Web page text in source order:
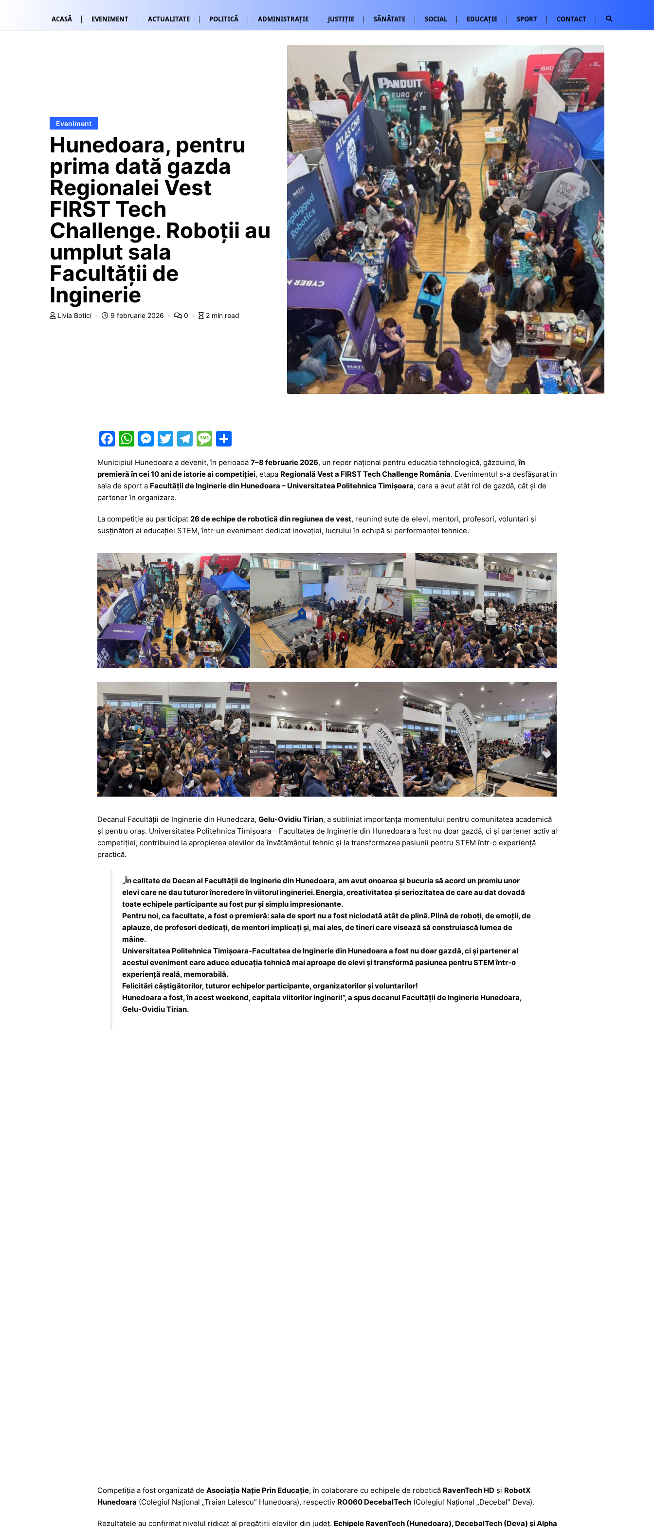
ACASĂ EVENIMENT ACTUALITATE POLITICĂ ADMINISTRAȚIE JUSTIȚIE SĂNĂTATE SOCIAL EDUCAȚIE SPORT CONTACT
Eveniment
Hunedoara, pentru
prima dată gazda
Regionalei Vest
FIRST Tech
Challenge. Roboții au
umplut sala
Facultății de
Inginerie
Livia Botici 9 februarie 2026 0 2 min read
F
a
c
e
b
o
o
W
at
s
A
p
p
M
s
s
e
n
g
T
itt
er
T
el
e
gr
m
M
s
s
g
e
P
ta
je
z
ă
Municipiul Hunedoara a devenit, în perioada 7–8 februarie 2026, un reper național pentru educația tehnologică, găzduind,în
premieră în cei 10 ani de istorie ai competiției, etapa Regională Vest a FIRST Tech Challenge România. Evenimentul s-a desfășurat în
sala de sport a Facultății de Inginerie din Hunedoara – Universitatea Politehnica Timișoara, care a avut atât rol de gazdă, cât și de
partener în organizare.
La competiție au participat 26 de echipe de robotică din regiunea de vest, reunind sute de elevi, mentori, profesori, voluntari și
susținători ai educației STEM, într-un eveniment dedicat inovației, lucrului în echipă și performanței tehnice.
Decanul Facultății de Inginerie din Hunedoara, Gelu-Ovidiu Tirian, a subliniat importanța momentului pentru comunitatea academică
și pentru oraș. Universitatea Politehnica Timișoara – Facultatea de Inginerie din Hunedoara a fost nu doar gazdă, ci și partener activ al
competiției, contribuind la apropierea elevilor de învățământul tehnic și la transformarea pasiunii pentru STEM într-o experiență
practică.
„În calitate de Decan al Facultății de Inginerie din Hunedoara, am avut onoarea și bucuria să acord un premiu unor
elevi care ne dau tuturor încredere în viitorul ingineriei. Energia, creativitatea și seriozitatea de care au dat dovadă
toate echipele participante au fost pur și simplu impresionante.
Pentru noi, ca facultate, a fost o premieră: sala de sport nu a fost niciodată atât de plină. Plină de roboți, de emoții, de
aplauze, de profesori dedicați, de mentori implicați și, mai ales, de tineri care visează să construiască lumea de
mâine.
Universitatea Politehnica Timișoara-Facultatea de Inginerie din Hunedoara a fost nu doar gazdă, ci și partener al
acestui eveniment care aduce educația tehnică mai aproape de elevi și transformă pasiunea pentru STEM într-o
experiență reală, memorabilă.
Felicitări câștigătorilor, tuturor echipelor participante, organizatorilor și voluntarilor!
Hunedoara a fost, în acest weekend, capitala viitorilor ingineri!”, a spus decanul Facultății de Inginerie Hunedoara,
Gelu-Ovidiu Tirian.
Competiția a fost organizată de Asociația Nație Prin Educație, în colaborare cu echipele de robotică RavenTech HDși RobotX
Hunedoara (Colegiul Național „Traian Lalescu” Hunedoara), respectiv RO060 DecebalTech(Colegiul Național „Decebal” Deva).
Rezultatele au confirmat nivelul ridicat al pregătirii elevilor din județ. Echipele RavenTech (Hunedoara), DecebalTech (Deva) și Alpha